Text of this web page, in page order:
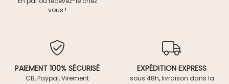
vous !
PAIEMENT 100% SÉCURISÉ
CB, Paypal, Virement
EXPÉDITION EXPRESS
sous 48h, livraison dans la